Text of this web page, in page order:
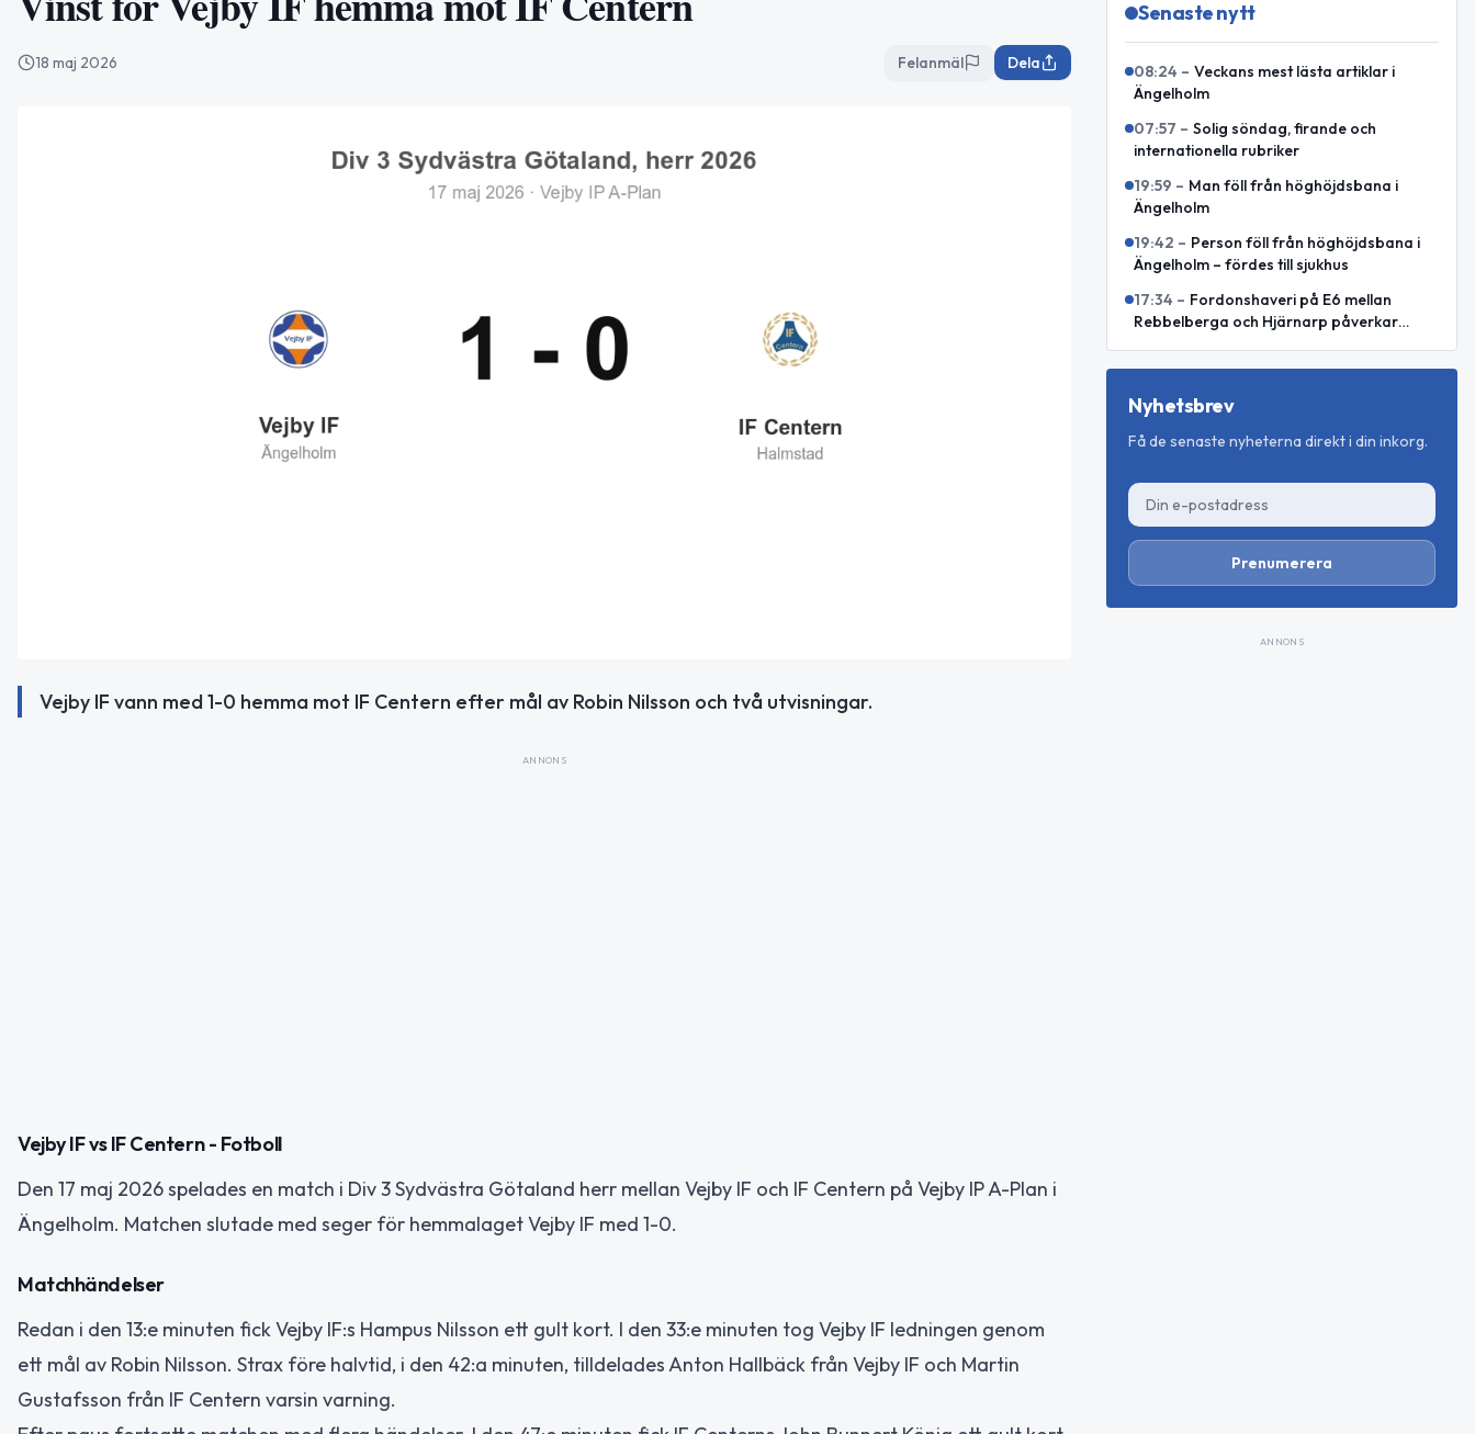
18 maj 2026 Felanmäl Dela
Vejby IF vann med 1-0 hemma mot IF Centern efter mål av Robin Nilsson och två utvisningar.
ANNONS
Vejby IF vs IF Centern - Fotboll
Den 17 maj 2026 spelades en match i Div 3 Sydvästra Götaland herr mellan Vejby IF och IF Centern på Vejby IP A-Plan i
Ängelholm. Matchen slutade med seger för hemmalaget Vejby IF med 1-0.
Matchhändelser
Redan i den 13:e minuten fick Vejby IF:s Hampus Nilsson ett gult kort. I den 33:e minuten tog Vejby IF ledningen genom
ett mål av Robin Nilsson. Strax före halvtid, i den 42:a minuten, tilldelades Anton Hallbäck från Vejby IF och Martin
Gustafsson från IF Centern varsin varning.
Senaste nytt
08:24 – Veckans mest lästa artiklar i
Ängelholm
07:57 – Solig söndag, firande och
internationella rubriker
19:59 – Man föll från höghöjdsbana i
Ängelholm
19:42 – Person föll från höghöjdsbana i
Ängelholm – fördes till sjukhus
17:34 – Fordonshaveri på E6 mellan
Rebbelberga och Hjärnarp påverkar
Nyhetsbrev
Få de senaste nyheterna direkt i din inkorg.
Prenumerera
ANNONS